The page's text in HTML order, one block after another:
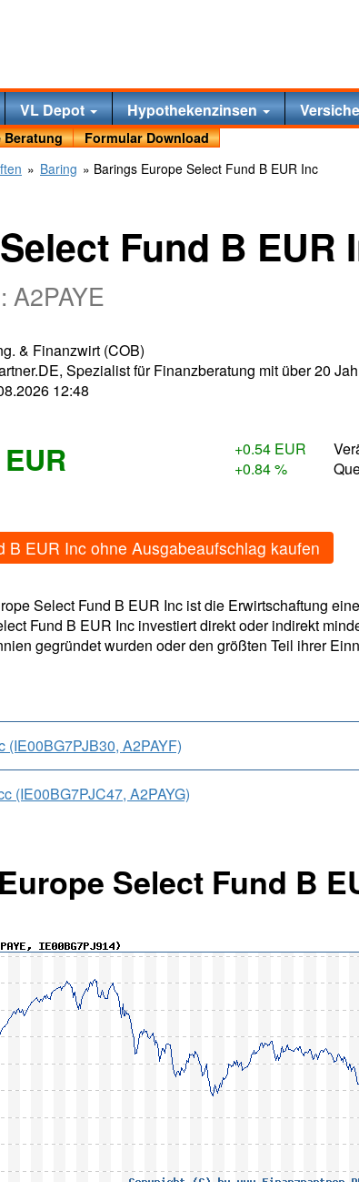
VL Depot Hypothekenzinsen
Formular Download
» Baring » Barings Europe Select Fund B EUR Inc
Fund B EUR
A2PAYE
& Finanzwirt (COB)
Spezialist für Finanzberatung mit über 20
12:48
+0.54 EUR
+0.84 %
EUR Inc ohne Ausgabeaufschlag kaufen
Select Fund B EUR Inc ist die Erwirtschaftung
Fund B EUR Inc investiert direkt oder indirekt
gegründet wurden oder den größten Teil ihrer
(IE00BG7PJB30, A2PAYF)
(IE00BG7PJC47, A2PAYG)
Select Fund B